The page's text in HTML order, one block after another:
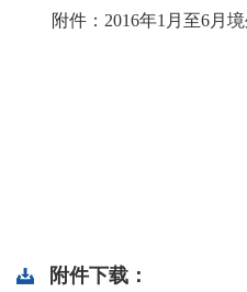
附件：2016年1月 至6月
福建省
附件下载：